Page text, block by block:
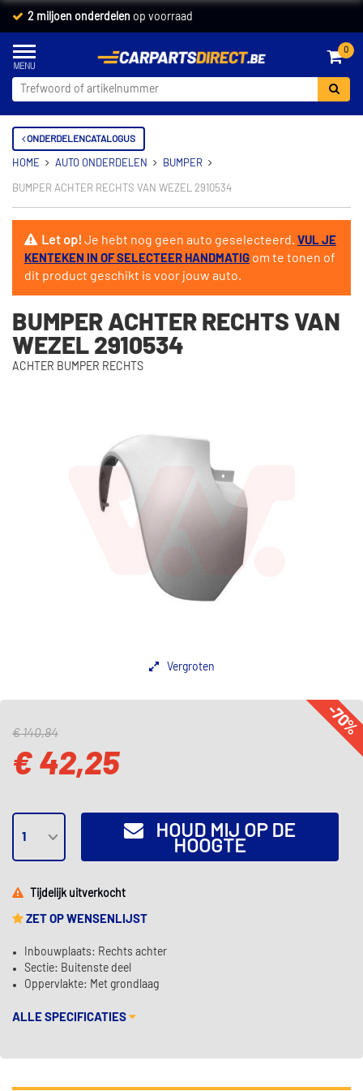
2 miljoen onderdelen op voorraad
0
ONDERDELENCATALOGUS
HOME AUTO ONDERDELEN BUMPER
BUMPER ACHTER RECHTS VAN WEZEL 2910534
Let op!Je hebt nog geen auto geselecteerd. VUL JE
KENTEKEN IN OF SELECTEER HANDMATIG om te tonen of
dit product geschikt is voor jouw auto.
BUMPER ACHTER RECHTS VAN
WEZEL 2910534
ACHTER BUMPER RECHTS
Vergroten
-70%
€ 140,84
€ 42,25
HOUD MIJ OP DE
HOOGTE
Tijdelijk uitverkocht
ZET OP WENSENLIJST
Inbouwplaats: Rechts achter
Sectie: Buitenste deel
Oppervlakte: Met grondlaag
ALLE SPECIFICATIES